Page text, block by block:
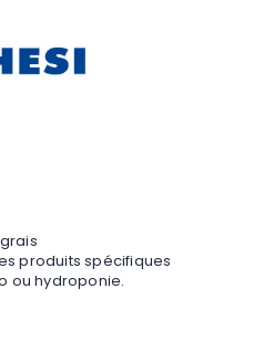
produits spécifiques
ou hydroponie.